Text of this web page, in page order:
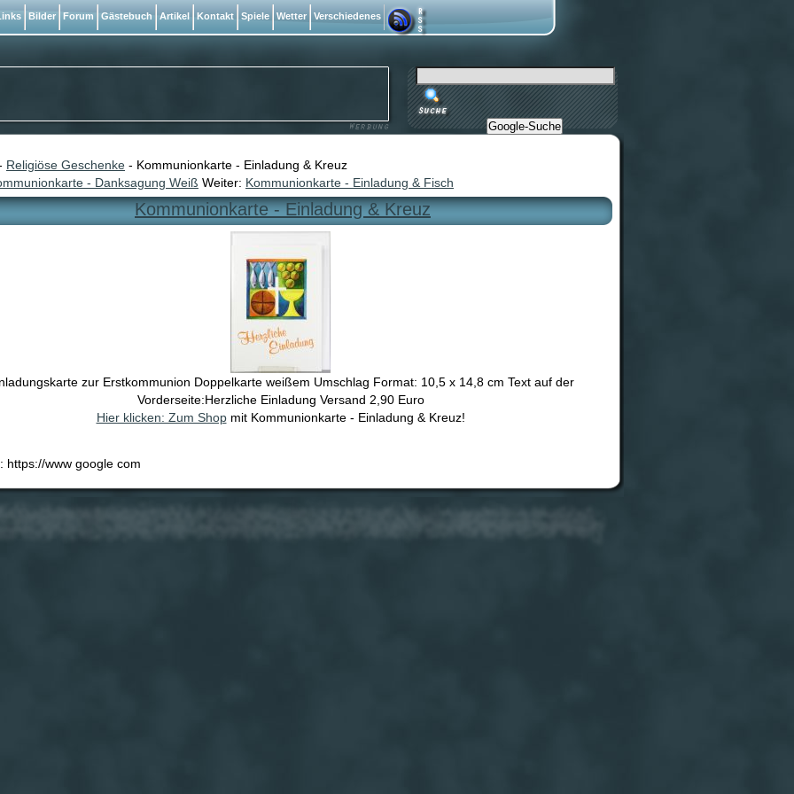
Religiöse Geschenke - Kommunionkarte - Einladung & Kreuz
- Danksagung Weiß Weiter: Kommunionkarte - Einladung & Fisch
Kommunionkarte - Einladung & Kreuz
zur Erstkommunion Doppelkarte weißem Umschlag Format: 10,5 x 14,8 cm Text auf der
Vorderseite:Herzliche Einladung Versand 2,90 Euro
Hier klicken: Zum Shopmit Kommunionkarte - Einladung & Kreuz!
https://www google com
Bilder Forum Gästebuch Artikel Kontakt Spiele Wetter Verschiedenes
Google-Suche